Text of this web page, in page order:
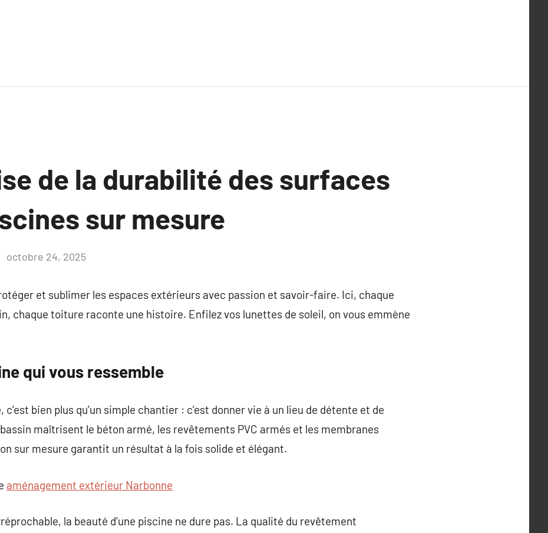
de la durabilité des surfaces
sur mesure
octobre 24, 2025
et sublimer les espaces extérieurs avec passion et savoir-faire. Ici, chaque
chaque toiture raconte une histoire. Enfilez vos lunettes de soleil, on vous emmène
qui vous ressemble
bien plus qu’un simple chantier : c’est donner vie à un lieu de détente et de
maîtrisent le béton armé, les revêtements PVC armés et les membranes
sur mesure garantit un résultat à la fois solide et élégant.
aménagement extérieur Narbonne
la beauté d’une piscine ne dure pas. La qualité du revêtement